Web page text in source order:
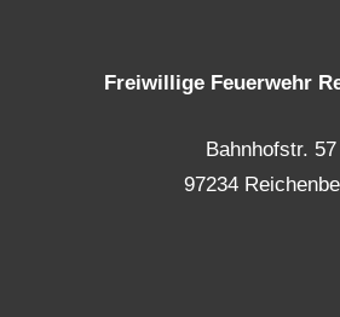
Freiwillige Feuerwehr
Bahnhofstr. 57
97234